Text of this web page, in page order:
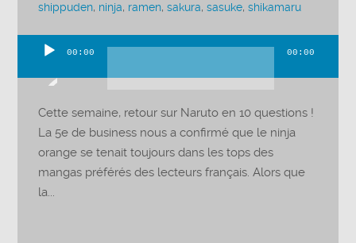
shippuden, ninja, ramen,sakura,sasuke,shikamaru
audio
00:00 00:00
Cette semaine, retour sur Naruto en 10 questions !
La 5e de business nous a confirmé que le ninja
orange se tenait toujours dans les tops des
mangas préférés des lecteurs français. Alors que
la...